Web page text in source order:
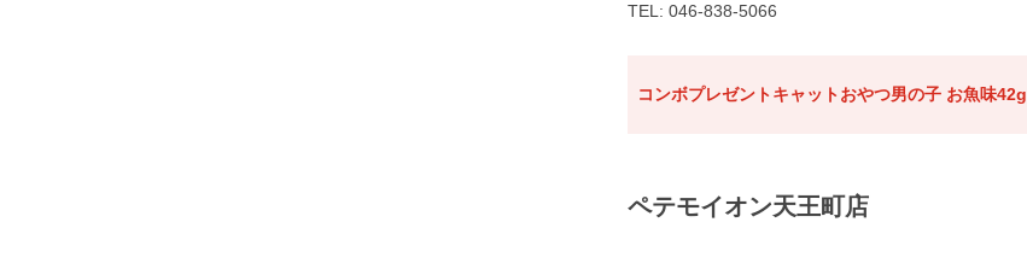
TEL: 046-838-5066
コンボプレゼントキャットおやつ男の子 お魚味42g
ペテモイオン天王町店